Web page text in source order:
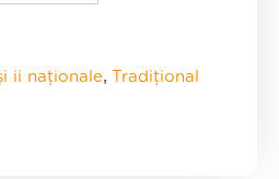
ii naționale, Tradițional